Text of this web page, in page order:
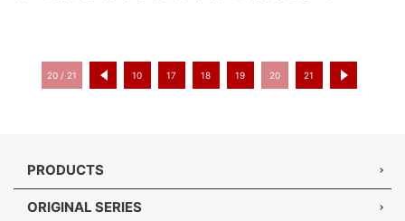
20 / 21 10 17 18 19 20 21
PRODUCTS
ORIGINAL SERIES